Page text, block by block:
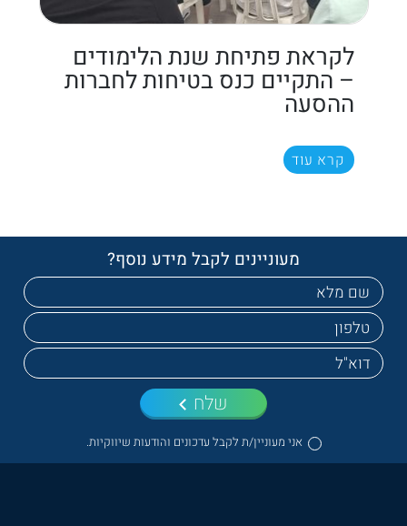
לקראת פתיחת שנת הלימודים
– התקיים כנס בטיחות לחברות
ההסעה
קרא עוד
מעוניינים לקבל מידע נוסף?
אני מעוניין/ת לקבל עדכונים והודעות שיווקיות.
שלח